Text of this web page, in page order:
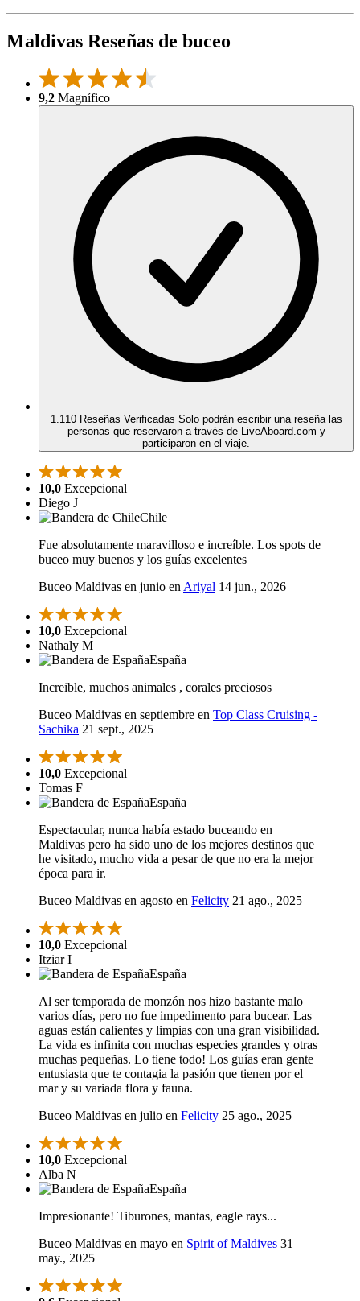
Maldivas Reseñas de buceo
9,2 Magnífico
1.110 Reseñas Verificadas Solo podrán escribir una reseña las
personas que reservaron a través de LiveAboard.com y
participaron en el viaje.
10,0 Excepcional
Diego J
Chile
Fue absolutamente maravilloso e increíble. Los spots de
buceo muy buenos y los guías excelentes
Buceo Maldivas en junio en Ariyal 14 jun., 2026
10,0 Excepcional
Nathaly M
España
Increible, muchos animales , corales preciosos
Buceo Maldivas en septiembre en Top Class Cruising -
Sachika 21 sept., 2025
10,0 Excepcional
Tomas F
España
Espectacular, nunca había estado buceando en
Maldivas pero ha sido uno de los mejores destinos que
he visitado, mucho vida a pesar de que no era la mejor
época para ir.
Buceo Maldivas en agosto en Felicity 21 ago., 2025
10,0 Excepcional
Itziar I
España
Al ser temporada de monzón nos hizo bastante malo
varios días, pero no fue impedimento para bucear. Las
aguas están calientes y limpias con una gran visibilidad.
La vida es infinita con muchas especies grandes y otras
muchas pequeñas. Lo tiene todo! Los guías eran gente
entusiasta que te contagia la pasión que tienen por el
mar y su variada flora y fauna.
Buceo Maldivas en julio en Felicity 25 ago., 2025
10,0 Excepcional
Alba N
España
Impresionante! Tiburones, mantas, eagle rays...
Buceo Maldivas en mayo en Spirit of Maldives 31
may., 2025